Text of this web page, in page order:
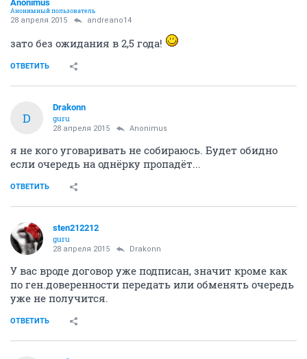
28 апреля 2015 ЮлияКрекнина
может ли гражданин Украины приобрести квартиру с видом на
Не Ира, но отвечу)). Может, раз с других республик
покупают, то и украинцам думаю не запрещено...
Anоnimus
Анонимный пользователь
зато без ожидания в 2,5 года!
ОТВЕТИТЬ
D
Drakonn
guru
я не кого уговаривать не собираюсь. Будет обидно
если очередь на однёрку пропадёт...